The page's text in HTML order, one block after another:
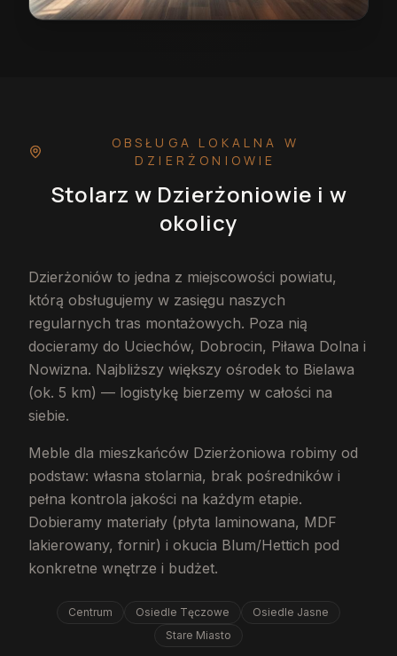
OBSŁUGA LOKALNA W
DZIERŻONIOWIE
Stolarz w Dzierżoniowie i w
okolicy
Dzierżoniów to jedna z miejscowości powiatu,
którą obsługujemy w zasięgu naszych
regularnych tras montażowych. Poza nią
docieramy do Uciechów, Dobrocin, Piława Dolna i
Nowizna. Najbliższy większy ośrodek to Bielawa
(ok. 5 km) — logistykę bierzemy w całości na
siebie.
Meble dla mieszkańców Dzierżoniowa robimy od
podstaw: własna stolarnia, brak pośredników i
pełna kontrola jakości na każdym etapie.
Dobieramy materiały (płyta laminowana, MDF
lakierowany, fornir) i okucia Blum/Hettich pod
konkretne wnętrze i budżet.
Centrum Osiedle Tęczowe
Osiedle Jasne
Stare Miasto